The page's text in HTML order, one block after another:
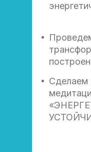
Сделаем